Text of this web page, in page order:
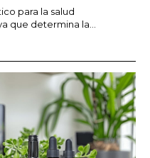
para la salud
que determina la...